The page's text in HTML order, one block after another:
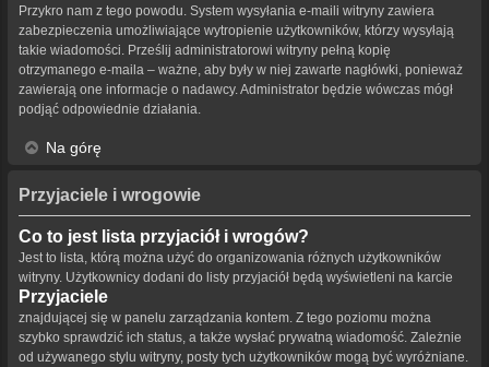
Przykro nam z tego powodu. System wysyłania e-maili witryny zawiera
zabezpieczenia umożliwiające wytropienie użytkowników, którzy wysyłają
takie wiadomości. Prześlij administratorowi witryny pełną kopię
otrzymanego e-maila – ważne, aby były w niej zawarte nagłówki, ponieważ
zawierają one informacje o nadawcy. Administrator będzie wówczas mógł
podjąć odpowiednie działania.
Na górę
Przyjaciele i wrogowie
Co to jest lista przyjaciół i wrogów?
Jest to lista, którą można użyć do organizowania różnych użytkowników
witryny. Użytkownicy dodani do listy przyjaciół będą wyświetleni na karcie
Przyjaciele
znajdującej się w panelu zarządzania kontem. Z tego poziomu można
szybko sprawdzić ich status, a także wysłać prywatną wiadomość. Zależnie
od używanego stylu witryny, posty tych użytkowników mogą być wyróżniane.